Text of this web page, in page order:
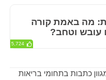
כתבות בתחומי בריאות
מה באמת קורה
עובש וטחב?
5,724